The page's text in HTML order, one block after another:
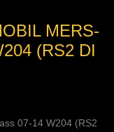
MERS-
(RS2 DI
07-14 W204 (RS2